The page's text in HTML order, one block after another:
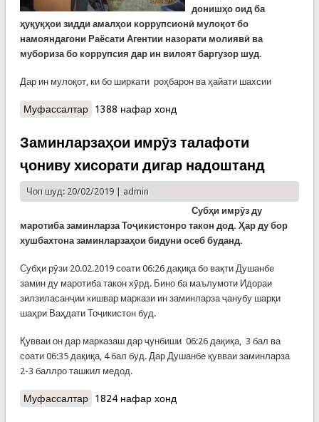
донишҳо оид ба
ҳуқуқҳои зидди амалҳои коррупсионӣ мулоқот бо
намояндагони Раёсати Агентии назорати молиявӣ ва
мубориза бо коррупсия дар ин вилоят баргузор шуд.
Дар ин мулоқот, ки бо ширкати роҳбарон ва ҳайати шахсии
Муфассалтаро Мулоқоти судманд дар Хоруғ
1388 нафар хонд
Заминларзаҳои имрӯз талафоти
ҷониву хисорати дигар надоштанд
Чоп шуд: 20/02/2019 | admin
Субҳи имрӯз ду
маротиба заминларза Тоҷикистонро такон дод. Ҳар ду бор
хушбахтона заминларзаҳои бидуни осеб буданд.
Субҳи рӯзи 20.02.2019 соати 06:26 дақиқа бо вақти Душанбе
замин ду маротиба такон хӯрд. Бино ба маълумоти Идораи
зилзиласанҷии кишвар маркази ин заминларза ҷанубу шарқи
шаҳри Ваҳдати Тоҷикистон буд.
Қувваи он дар марказаш дар ҷунбиши 06:26 дақиқа, 3 бал ва
соати 06:35 дақиқа, 4 бал буд. Дар Душанбе қувваи заминларза
2-3 баллро ташкил медод.
Муфассалтаро Заминларзаҳои имрӯз талафоти ҷониву
1824 нафар хонд